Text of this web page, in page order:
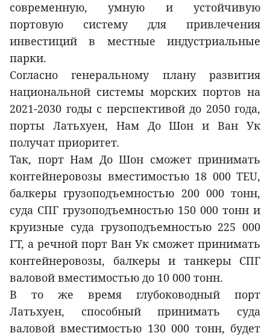
современную, умную и устойчивую
портовую систему для привлечения
инвестиций в местные индустриальные
парки.
Согласно генеральному плану развития
национальной системы морских портов на
2021-2030 годы с перспективой до 2050 года,
порты Латьхуен, Нам До Шон и Ван Ук
получат приоритет.
Так, порт Нам До Шон сможет принимать
контейнеровозы вместимостью 18 000 TEU,
балкеры грузоподъемностью 200 000 тонн,
суда СПГ грузоподъемностью 150 000 тонн и
круизные суда грузоподъемностью 225 000
ГТ, а речной порт Ван Ук сможет принимать
контейнеровозы, балкеры и танкеры СПГ
валовой вместимостью до 10 000 тонн.
В то же время глубоководный порт
Латьхуен, способный принимать суда
валовой вместимостью 130 000 тонн, будет